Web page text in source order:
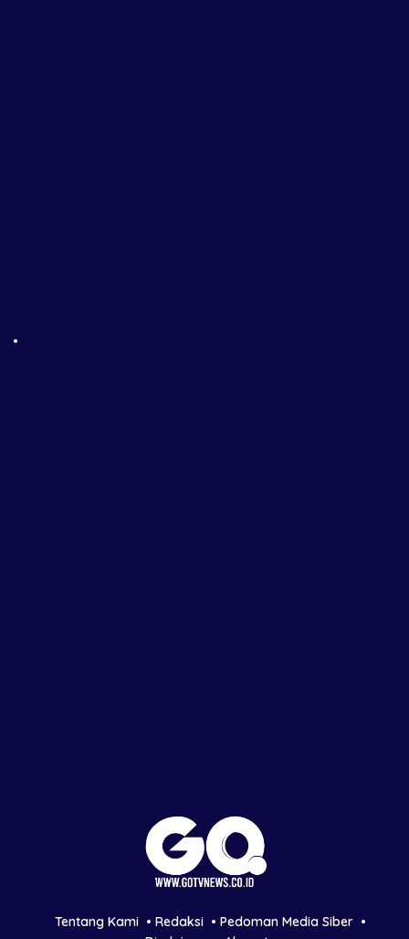
Tentang Kami Redaksi
Pedoman Media Siber